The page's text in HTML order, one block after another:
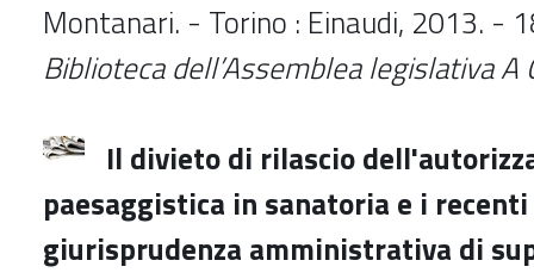
Montanari. - Torino : Einaudi, 2013. -
Biblioteca dell’Assemblea legislativa A
Il divieto di rilascio
paesaggistica in sanatoria e i
giurisprudenza amministrativa di